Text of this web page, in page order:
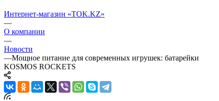
Интернет-магазин «TOK.KZ»
—
О компании
—
Новости
—Мощное питание для современных игрушек: батарейки
KOSMOS ROCKETS